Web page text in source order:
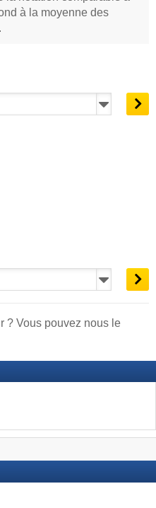
à la moyenne des
? Vous pouvez nous le